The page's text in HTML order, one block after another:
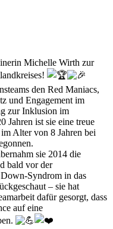
Michelle Wirth zur
den Red Maniacs,
und Engagement im
zur Inklusion im
Jahren ist sie eine treue
Alter von 8 Jahren bei
sie 2014 die
bald vor der
Syndrom in das
– sie hat
dafür gesorgt, dass
auf eine